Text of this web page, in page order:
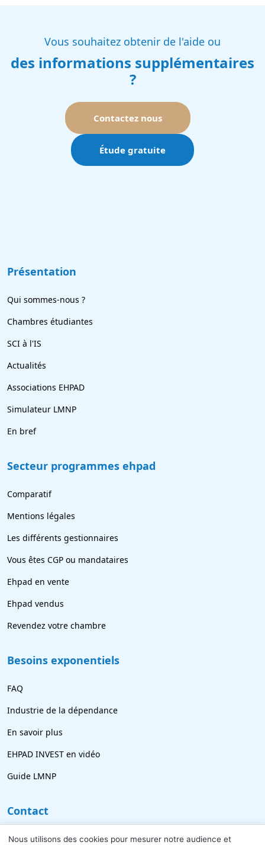
Vous souhaitez obtenir de l'aide ou
des informations supplémentaires
?
Contactez nous
Étude gratuite
Présentation
Qui sommes-nous ?
Chambres étudiantes
SCI à l'IS
Actualités
Associations EHPAD
Simulateur LMNP
En bref
Secteur programmes ehpad
Comparatif
Mentions légales
Les différents gestionnaires
Vous êtes CGP ou mandataires
Ehpad en vente
Ehpad vendus
Revendez votre chambre
Besoins exponentiels
FAQ
Industrie de la dépendance
En savoir plus
EHPAD INVEST en vidéo
Guide LMNP
Contact
09 77 21 69 18
Nous utilisons des cookies pour mesurer notre audience et